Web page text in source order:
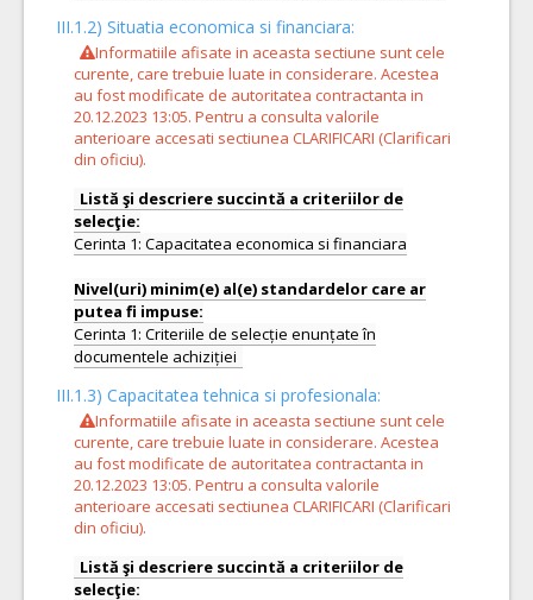
III.1.2) Situatia economica si financiara:
Informatiile afisate in aceasta sectiune sunt cele
curente, care trebuie luate in considerare. Acestea
au fost modificate de autoritatea contractanta in
20.12.2023 13:05. Pentru a consulta valorile
anterioare accesati sectiunea CLARIFICARI (Clarificari
din oficiu).
Listă şi descriere succintă a criteriilor de
Cerinta 1: Capacitatea economica si financiara
Nivel(uri) minim(e) al(e) standardelor care ar
Cerinta 1: Criteriile de selecție enunțate în
III.1.3) Capacitatea tehnica si profesionala:
Informatiile afisate in aceasta sectiune sunt cele
curente, care trebuie luate in considerare. Acestea
au fost modificate de autoritatea contractanta in
20.12.2023 13:05. Pentru a consulta valorile
anterioare accesati sectiunea CLARIFICARI (Clarificari
din oficiu).
Listă şi descriere succintă a criteriilor de